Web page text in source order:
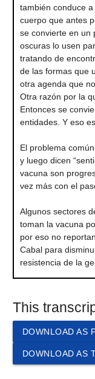
también conduce
cuerpo que antes
se convierte en un
oscuras lo usen
tratando de
de las formas que
otra agenda que
Otra razón por la
Entonces se
entidades. Y eso
El problema
y luego dicen
vacuna son
vez más con el
Algunos sectores
toman la vacuna
por eso no
Cabal para
resistencia de la
This
DOWNLOAD AS
DOWNLOAD AS